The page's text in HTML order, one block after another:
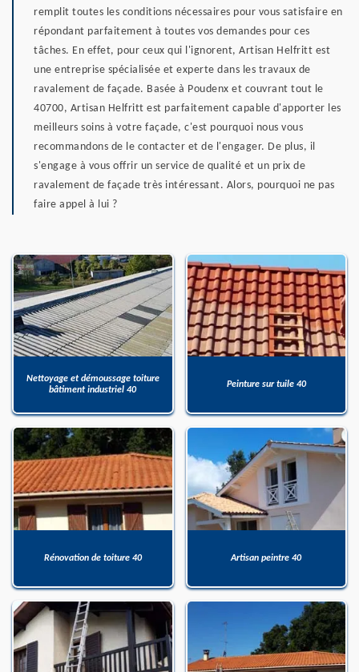
remplit toutes les conditions nécessaires pour vous satisfaire en
répondant parfaitement à toutes vos demandes pour ces
tâches. En effet, pour ceux qui l'ignorent, Artisan Helfritt est
une entreprise spécialisée et experte dans les travaux de
ravalement de façade. Basée à Poudenx et couvrant tout le
40700, Artisan Helfritt est parfaitement capable d'apporter les
meilleurs soins à votre façade, c'est pourquoi nous vous
recommandons de le contacter et de l'engager. De plus, il
s'engage à vous offrir un service de qualité et un prix de
ravalement de façade très intéressant. Alors, pourquoi ne pas
faire appel à lui ?
Nettoyage et démoussage toiture
bâtiment industriel 40
Peinture sur tuile 40
Rénovation de toiture 40 Artisan peintre 40